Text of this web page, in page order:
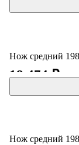
Нож средний
18 474 ₽
Нож средний